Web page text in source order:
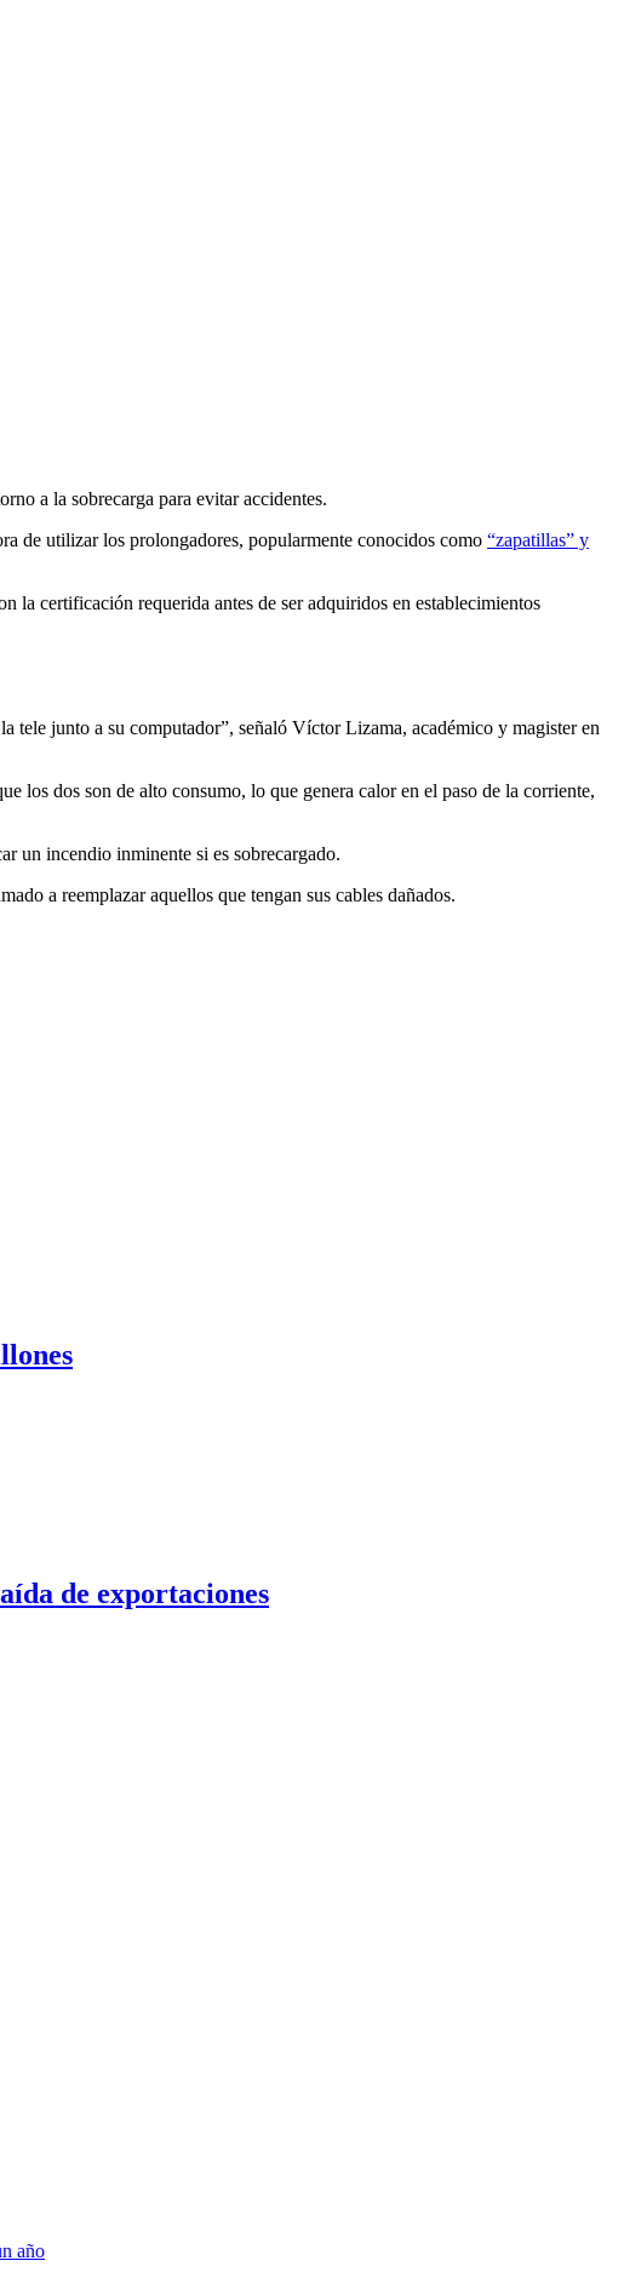
a la sobrecarga para evitar accidentes.
de utilizar los prolongadores, popularmente conocidos como “zapatillas” y
la certificación requerida antes de ser adquiridos en establecimientos
tele junto a su computador”, señaló Víctor Lizama, académico y magister en
los dos son de alto consumo, lo que genera calor en el paso de la corriente,
un incendio inminente si es sobrecargado.
a reemplazar aquellos que tengan sus cables dañados.
de exportaciones
año